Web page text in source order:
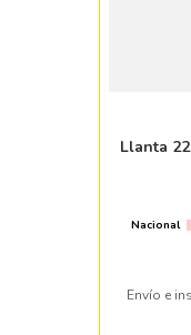
Llanta
Nacional
Envío e